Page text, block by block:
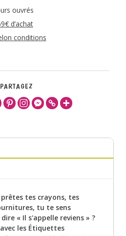
ouvrés
d’achat
conditions
PARTAGEZ
tes crayons, tes
tu te sens
« Il s'appelle reviens » ?
les Étiquettes